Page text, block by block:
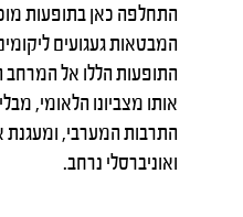
התחלפה כאן בתופעות
המבטאות געגועים
התופעות הללו אל
אותו מצביונו הלאומי,
התרבות המערבי, ומעגנת
ואוניברסלי נרחב.